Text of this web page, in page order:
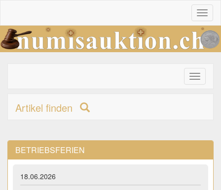
Toggle
primary
Artikel finden
BETRIEBSFERIEN
18.06.2026